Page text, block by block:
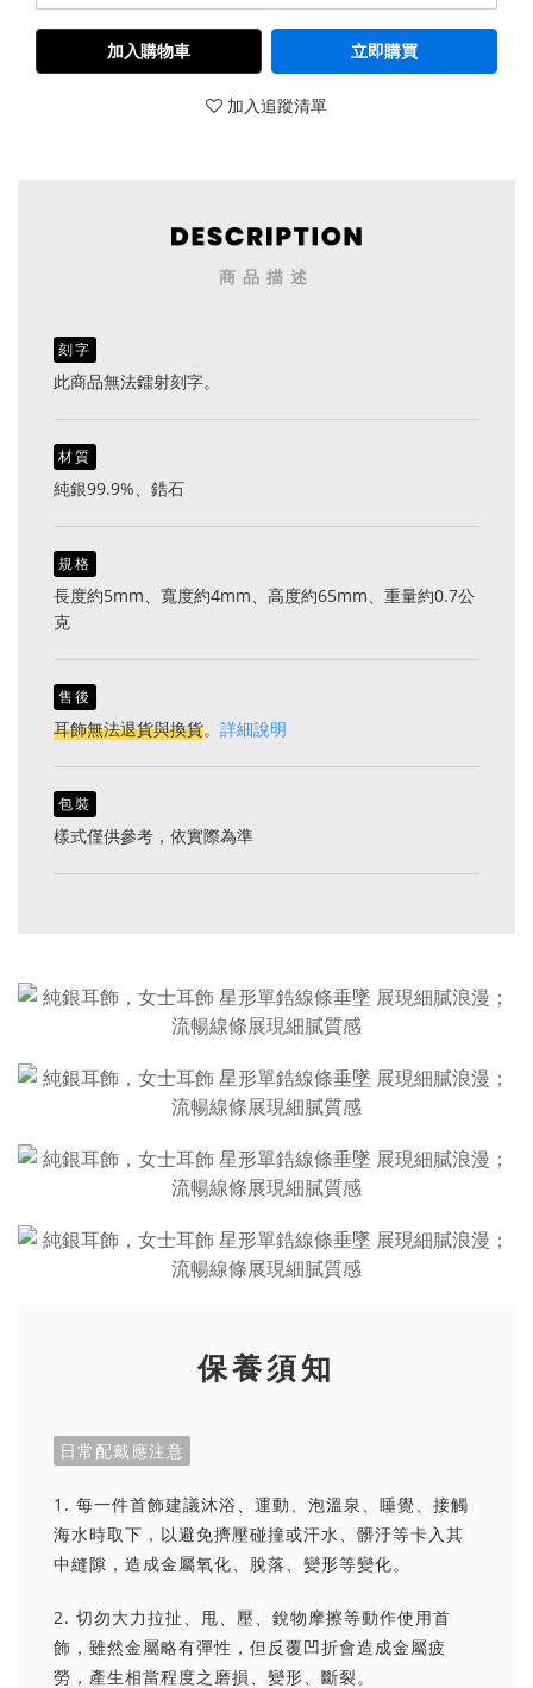
加入購物車 立即購買
加入追蹤清單
商品描述
刻字
此商品無法鐳射刻字。
材質
純銀99.9%、鋯石
規格
長度約5mm、寬度約4mm、高度約65mm、重量約0.7公
克
售後
耳飾無法退貨與換貨。 詳細說明
包裝
樣式僅供參考，依實際為準
保養須知
日常配戴應注意
1. 每一件首飾建議沐浴、運動、泡溫泉、睡覺、接觸
海水時取下，以避免擠壓碰撞或汗水、髒汙等卡入其
中縫隙，造成金屬氧化、脫落、變形等變化。
2. 切勿大力拉扯、甩、壓、銳物摩擦等動作使用首
飾，雖然金屬略有彈性，但反覆凹折會造成金屬疲
勞，產生相當程度之磨損、變形、斷裂。